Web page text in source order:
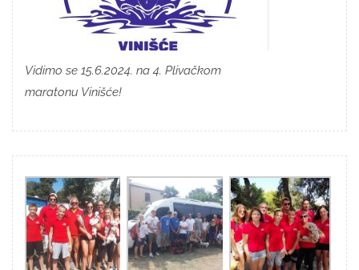
Vidimo se 15.6.2024. na 4. Plivačkom
maratonu Vinišće!